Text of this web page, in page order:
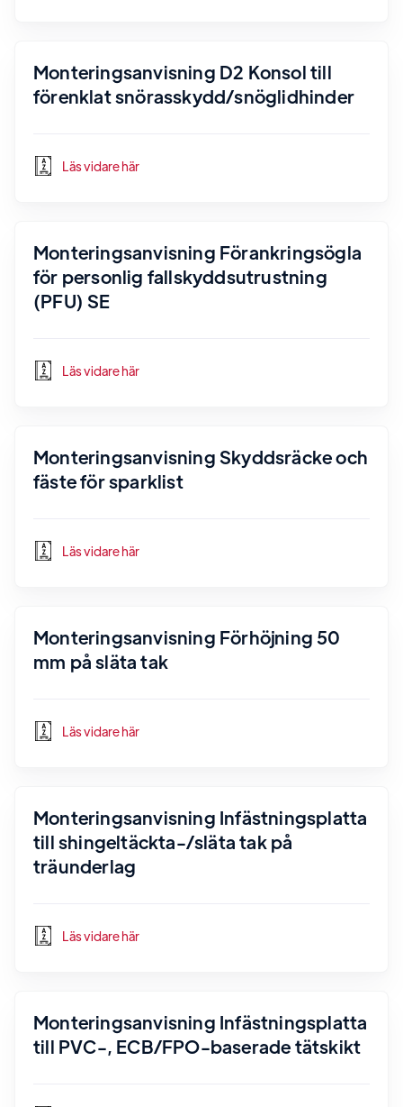
Monteringsanvisning D2 Konsol till
förenklat snörasskydd/snöglidhinder
Läs vidare här
Monteringsanvisning Förankringsögla
för personlig fallskyddsutrustning
(PFU) SE
Läs vidare här
Monteringsanvisning Skyddsräcke och
fäste för sparklist
Läs vidare här
Monteringsanvisning Förhöjning 50
mm på släta tak
Läs vidare här
Monteringsanvisning Infästningsplatta
till shingeltäckta-/släta tak på
träunderlag
Läs vidare här
Monteringsanvisning Infästningsplatta
till PVC-, ECB/FPO-baserade tätskikt